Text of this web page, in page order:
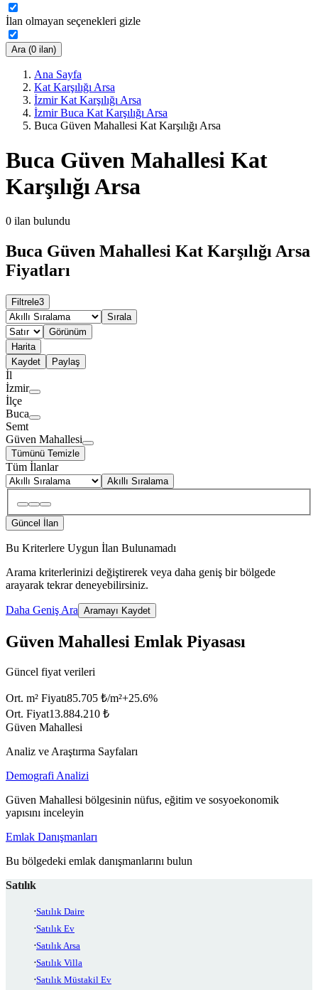
İlan olmayan seçenekleri gizle
Ara (0 ilan)
Ana Sayfa
Kat Karşılığı Arsa
İzmir Kat Karşılığı Arsa
İzmir Buca Kat Karşılığı Arsa
Buca Güven Mahallesi Kat Karşılığı Arsa
Buca Güven Mahallesi Kat
Karşılığı Arsa
0 ilan bulundu
Buca Güven Mahallesi Kat Karşılığı Arsa
Fiyatları
Filtrele3
Sırala
Görünüm
Harita
Kaydet
Paylaş
İl
İzmir
İlçe
Buca
Semt
Güven Mahallesi
Tümünü Temizle
Tüm İlanlar
Akıllı Sıralama
Güncel İlan
Bu Kriterlere Uygun İlan Bulunamadı
Arama kriterlerinizi değiştirerek veya daha geniş bir bölgede
arayarak tekrar deneyebilirsiniz.
Daha Geniş Ara Aramayı Kaydet
Güven Mahallesi Emlak Piyasası
Güncel fiyat verileri
Ort. m² Fiyatı85.705 ₺/m²+25.6%
Ort. Fiyat13.884.210 ₺
Güven Mahallesi
Analiz ve Araştırma Sayfaları
Demografi Analizi
Güven Mahallesi bölgesinin nüfus, eğitim ve sosyoekonomik
yapısını inceleyin
Emlak Danışmanları
Bu bölgedeki emlak danışmanlarını bulun
Satılık
Satılık Daire
Satılık Ev
Satılık Arsa
Satılık Villa
Satılık Müstakil Ev